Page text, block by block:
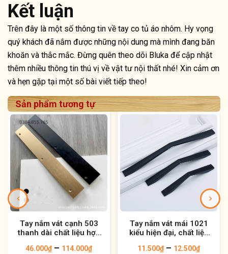
Kết luận
Trên đây là một số thông tin về tay co tủ áo nhôm. Hy vọng
quý khách đã nắm được những nội dung mà mình đang băn
khoăn và thắc mắc. Đừng quên theo dõi Bluka để cập nhật
thêm nhiều thông tin thú vị về vật tư nội thất nhé! Xin cảm ơn
và hẹn gặp tại một số bài viết tiếp theo!
Sản phẩm tương tự
Tay nắm vát cạnh 503
thanh dài chất liệu hợp
46.000₫ – 114.000₫
Tay nắm vát mái 1021
kiểu hiện đại, chất liệu
11.500₫ – 12.500₫